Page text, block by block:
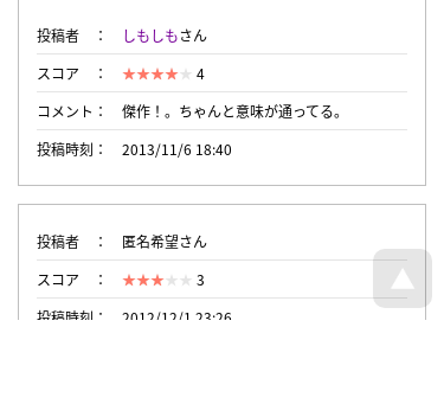
投稿者 しもしもさん
スコア
4
コメント
傑作！。ちゃんと意味が通ってる。
投稿時刻
2013/11/6 18:40
投稿者
匿名希望さん
スコア
3
投稿時刻
2012/12/1 23:26